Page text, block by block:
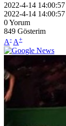
2022-4-14 14:00:57
2022-4-14 14:00:57
0Yorum
849 Gösterim
A- A+